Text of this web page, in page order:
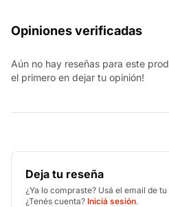
Opiniones verificadas
Aún no hay reseñas para este
el primero en dejar tu opinión!
Deja tu reseña
¿Ya lo compraste? Usá el email de
¿Tenés cuenta? Iniciá sesión.